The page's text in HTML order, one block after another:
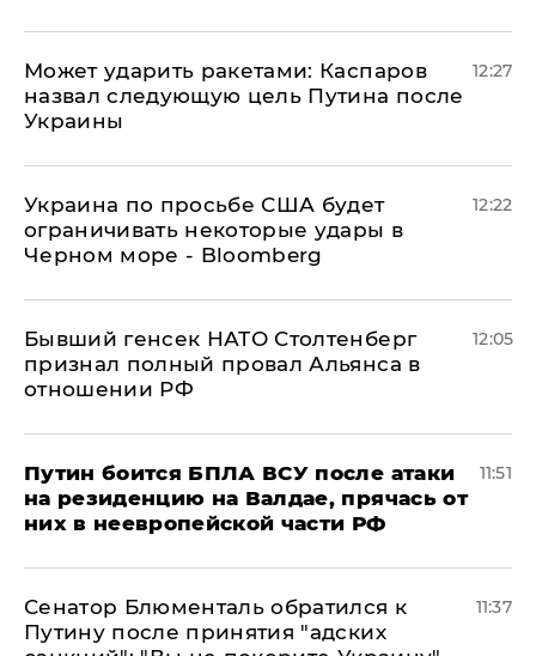
Может ударить ракетами: Каспаров
назвал следующую цель Путина после
Украины
12:27
Украина по просьбе США будет
ограничивать некоторые удары в
Черном море - Bloomberg
12:22
Бывший генсек НАТО Столтенберг
признал полный провал Альянса в
отношении РФ
12:05
Путин боится БПЛА ВСУ после атаки
на резиденцию на Валдае, прячась от
них в неевропейской части РФ
11:51
Сенатор Блюменталь обратился к
Путину после принятия "адских
11:37